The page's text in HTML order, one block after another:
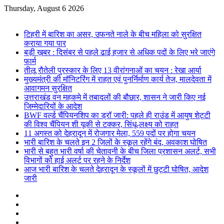
Thursday, August 6 2026
टिहरी में बारिश का असर, उफनते नाले के बीच महिला को सुरक्षित
कराया गया पार
बड़ी ख़बर : दिसंबर से पहले ढाई हजार से अधिक पदों के लिए भरे जाएंगे
फार्म
तीलू रौतेली पुरस्कार के लिए 13 वीरांगनाओं का चयन : रेखा आर्या
मुख्यमंत्री की मॉनिटरिंग में राहत एवं पुनर्निर्माण कार्य तेज, मालदेवता में
आवागमन सुरक्षित
उत्तराखंड वन महकमे में तबादलों की बौछार, शासन ने जारी किए नई
जिम्मेदारियों के आदेश
BWF वर्ल्ड चैंपियनशिप का ड्रॉ जारी: पहले ही राउंड में आयुष शेट्टी
की विश्व चैंपियन शी यूकी से टक्कर, सिंधू-लक्ष्य को राहत
11 अगस्त को देहरादून में रोजगार मेला, 559 पदों पर होगा चयन
भारी बारिश के चलते इन 2 ज़िलों के स्कूल रहेंगे बंद, अवकाश घोषित
भारी से बहुत भारी वर्षा की चेतावनी के बीच जिला प्रशासन अलर्ट, सभी
विभागों को हाई अलर्ट पर रहने के निर्देश
आज भारी बारिश के चलते देहरादून के स्कूलों में छुट्टी घोषित, आदेश
जारी